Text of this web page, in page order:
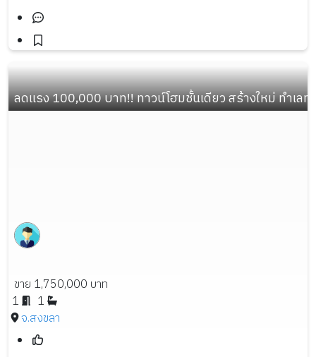
ลดแรง 100,000 บาท!! ทาวน์โฮมชั้นเดียว สร้างใหม่ ทำเล
ขาย 1,750,000 บาท
1
1
จ.สงขลา